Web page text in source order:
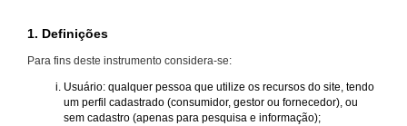
1. Definições
Para fins deste instrumento considera-se:
Usuário: qualquer pessoa que utilize os recursos do site, tendo
um perfil cadastrado (consumidor, gestor ou fornecedor), ou
sem cadastro (apenas para pesquisa e informação);